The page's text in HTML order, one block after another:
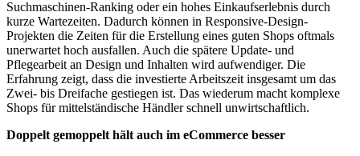
Suchmaschinen-Ranking oder ein hohes Einkaufserlebnis durch
kurze Wartezeiten. Dadurch können in Responsive-Design-
Projekten die Zeiten für die Erstellung eines guten Shops oftmals
unerwartet hoch ausfallen. Auch die spätere Update- und
Pflegearbeit an Design und Inhalten wird aufwendiger. Die
Erfahrung zeigt, dass die investierte Arbeitszeit insgesamt um das
Zwei- bis Dreifache gestiegen ist. Das wiederum macht komplexe
Shops für mittelständische Händler schnell unwirtschaftlich.
Doppelt gemoppelt hält auch im eCommerce besser